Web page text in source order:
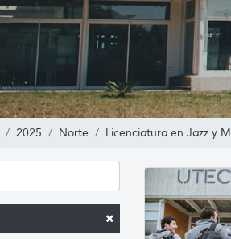
2025 Norte Licenciatura en Jazz y